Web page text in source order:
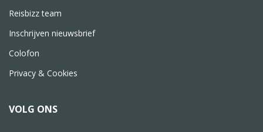
Reisbizz team
Inschrijven nieuwsbrief
Colofon
Privacy & Cookies
VOLG ONS